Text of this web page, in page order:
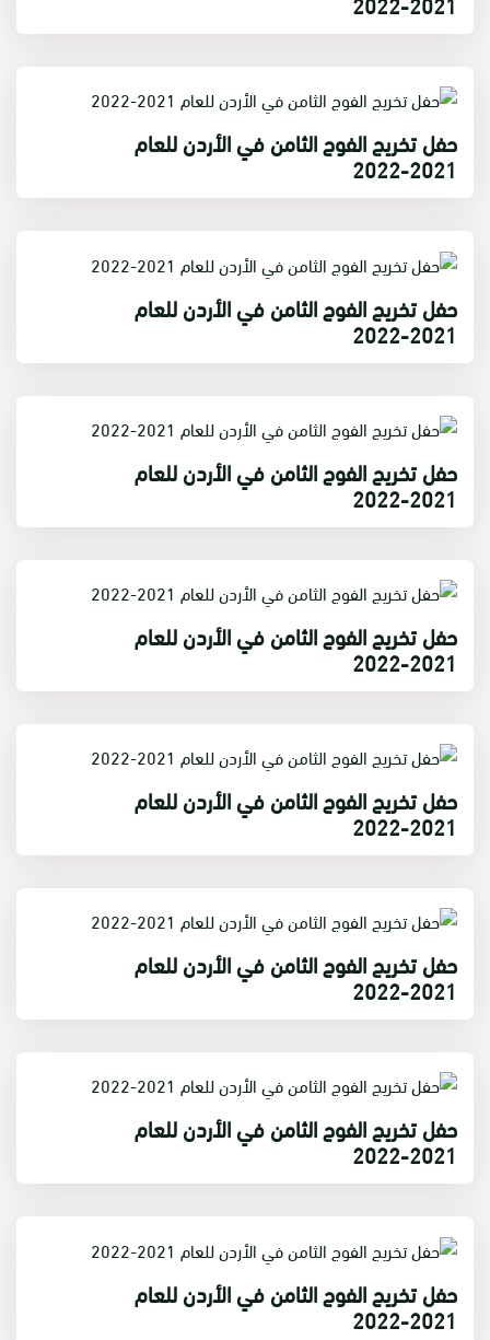
حفل تخريج الفوج الثامن في الأردن للعام
2021-2022
حفل تخريج الفوج الثامن في الأردن للعام
2021-2022
حفل تخريج الفوج الثامن في الأردن للعام
2021-2022
حفل تخريج الفوج الثامن في الأردن للعام
2021-2022
حفل تخريج الفوج الثامن في الأردن للعام
2021-2022
حفل تخريج الفوج الثامن في الأردن للعام
2021-2022
حفل تخريج الفوج الثامن في الأردن للعام
2021-2022
حفل تخريج الفوج الثامن في الأردن للعام
2021-2022